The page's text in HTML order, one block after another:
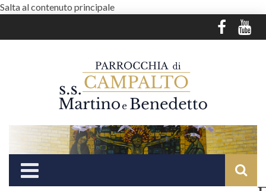
Salta al contenuto principale